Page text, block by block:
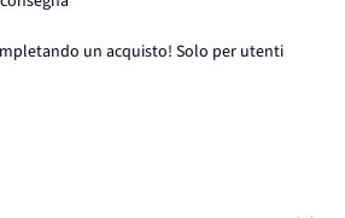
un acquisto! Solo per utenti